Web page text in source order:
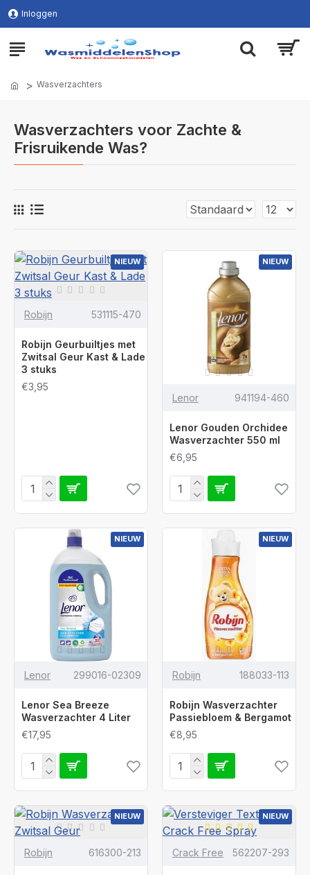
Inloggen
Wasverzachters
Wasverzachters voor Zachte &
Frisruikende Was?
NIEUW
Robijn 531115-470
Robijn Geurbuiltjes met
Zwitsal Geur Kast & Lade
3 stuks
€3,95
NIEUW
Lenor 941194-460
Lenor Gouden Orchidee
Wasverzachter 550 ml
€6,95
NIEUW
Lenor 299016-02309
Lenor Sea Breeze
Wasverzachter 4 Liter
€17,95
NIEUW
Robijn 188033-113
Robijn Wasverzachter
Passiebloem & Bergamot
€8,95
NIEUW
Robijn 616300-213
NIEUW
Crack Free 562207-293